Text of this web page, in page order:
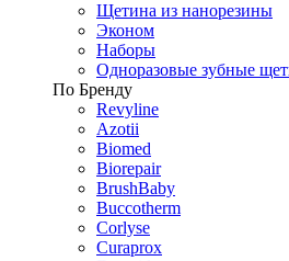
Щетина из нанорезины
Эконом
Наборы
Одноразовые зубные
По Бренду
Revyline
Azotii
Biomed
Biorepair
BrushBaby
Buccotherm
Corlyse
Curaprox